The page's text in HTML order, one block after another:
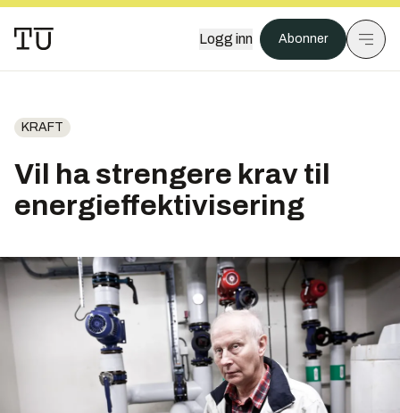
Logg inn Abonner
KRAFT
Vil ha strengere krav til
energieffektivisering